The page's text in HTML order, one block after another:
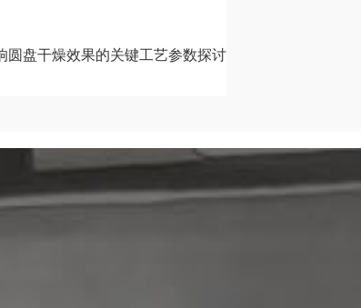
圆盘干燥效果的关键工艺参数探讨